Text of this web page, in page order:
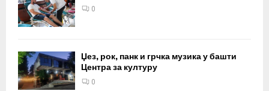
0
Џез, рок, панк и грчка музика у башти
Центра за културу
0